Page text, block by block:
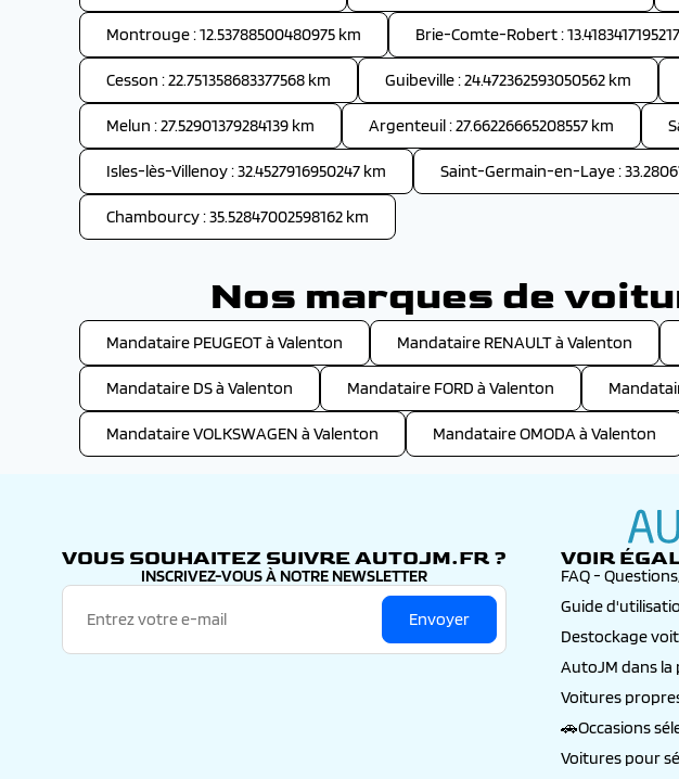
Montrouge : 12.53788500480975 km Brie-Comte-Robert :
Cesson : 22.751358683377568 km Guibeville : 24.472362593050562 km
Melun : 27.52901379284139 km Argenteuil : 27.66226665208557 km
Isles-lès-Villenoy : 32.4527916950247 km Saint-Germain-en-Laye :
Chambourcy : 35.52847002598162 km
Nos marques de
Mandataire PEUGEOT à Valenton Mandataire RENAULT à Valenton
Mandataire DS à Valenton Mandataire FORD à Valenton
Mandataire VOLKSWAGEN à Valenton Mandataire OMODA à Valenton
VOUS SOUHAITEZ SUIVRE AUTOJM.FR ?
INSCRIVEZ-VOUS À NOTRE NEWSLETTER
Envoyer
VOIR
FAQ -
Guide
Destockage
AutoJM dans la
Voitures
🚗Occasions
Voitures pour